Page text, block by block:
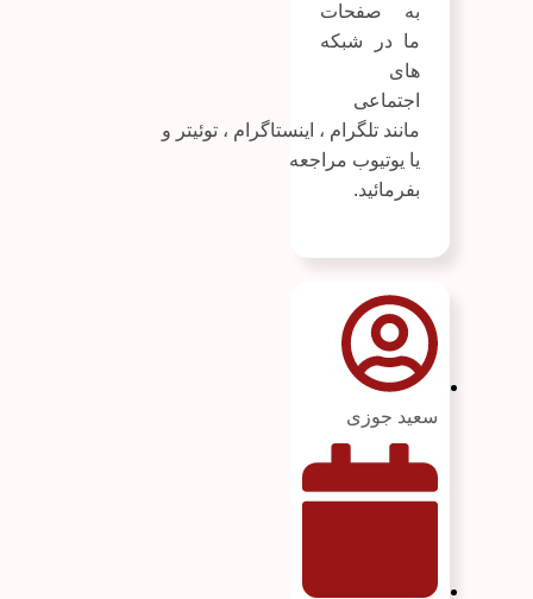
به صفحات
ما در شبکه
های
اجتماعی
مانند تلگرام ، اینستاگرام ، توئیتر و
یا یوتیوب مراجعه
بفرمائید.
سعید جوزی